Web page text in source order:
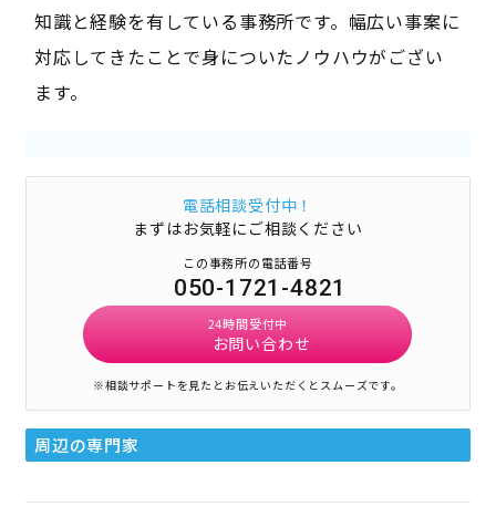
知識と経験を有している事務所です。幅広い事案に
対応してきたことで身についたノウハウがござい
ます。
電話相談受付中！
まずはお気軽にご相談ください
この事務所の電話番号
050-1721-4821
24時間受付中
お問い合わせ
※相談サポートを見たとお伝えいただくとスムーズです。
周辺の専門家